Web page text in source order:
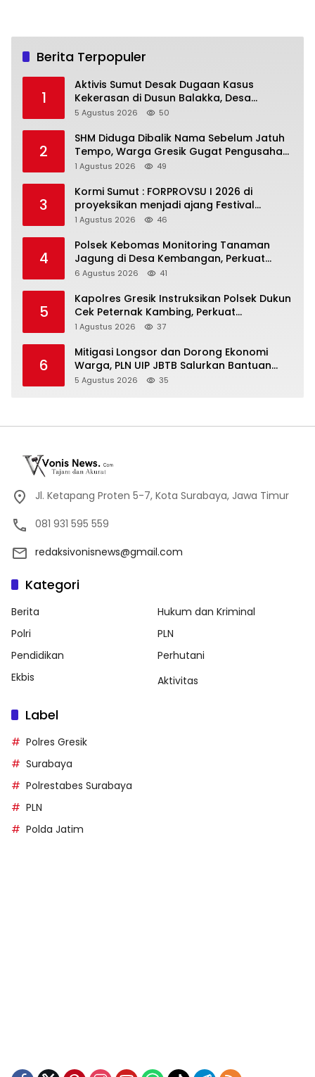
Berita Terpopuler
1
Aktivis Sumut Desak Dugaan Kasus
Kekerasan di Dusun Balakka, Desa
Gunung Malintang Diusut Tuntas
5 Agustus 2026 50
2
SHM Diduga Dibalik Nama Sebelum Jatuh
Tempo, Warga Gresik Gugat Pengusaha
Rokok dan Somasi Kepala Desa
1 Agustus 2026 49
3
Kormi Sumut : FORPROVSU I 2026 di
proyeksikan menjadi ajang Festival
Olahraga Masyarakat dengan Pegiat
1 Agustus 2026 46
4
Polsek Kebomas Monitoring Tanaman
Jagung di Desa Kembangan, Perkuat
Dukungan Ketahanan Pangan Nasional
6 Agustus 2026 41
5
Kapolres Gresik Instruksikan Polsek Dukun
Cek Peternak Kambing, Perkuat
Ketahanan Pangan Nasional
1 Agustus 2026 37
6
Mitigasi Longsor dan Dorong Ekonomi
Warga, PLN UIP JBTB Salurkan Bantuan
Konservasi 4.000 Pohon Aren Genjah Asal
5 Agustus 2026 35
Jl. Ketapang Proten 5-7, Kota Surabaya, Jawa Timur
081 931 595 559
redaksivonisnews@gmail.com
Kategori
Berita
Hukum dan Kriminal
Polri
PLN
Pendidikan
Perhutani
Ekbis
Aktivitas
Label
Polres Gresik
Surabaya
Polrestabes Surabaya
PLN
Polda Jatim